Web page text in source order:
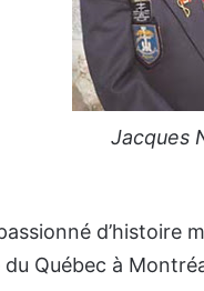
Jacques
d’histoire
du Québec à